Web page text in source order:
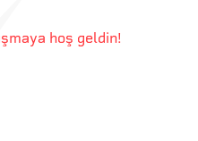
hoş geldin!